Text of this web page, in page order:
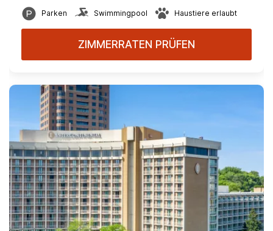
Parken Swimmingpool Haustiere erlaubt
ZIMMERRATEN PRÜFEN